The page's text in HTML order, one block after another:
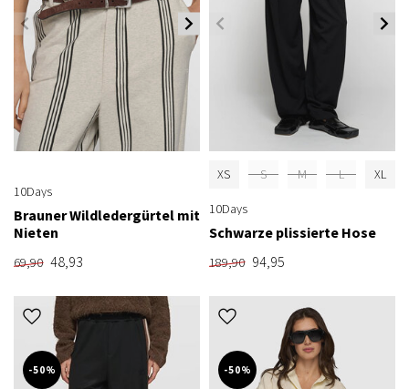
10Days
Brauner Wildledergürtel mit
Nieten
69,90 48,93
XS S M L XL
10Days
Schwarze plissierte Hose
189,90 94,95
-50% -50%